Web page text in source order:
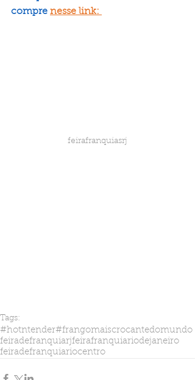
compre nesse link:
feirafranquiasrj
Tags:
#hotntender#frangomaiscrocantedomundo
feiradefranquiarjfeirafranquiariodejaneiro
feiradefranquiariocentro